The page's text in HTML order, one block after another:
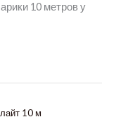
10 метров у
10 м